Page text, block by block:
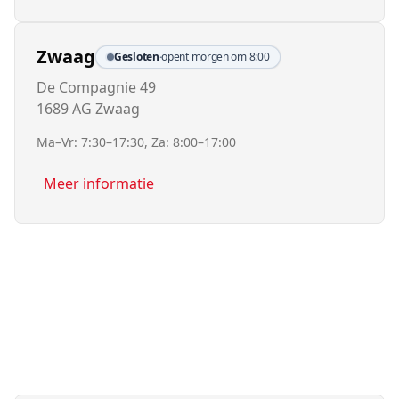
Zwaag Gesloten·opent morgen om 8:00
De Compagnie 49
1689 AG Zwaag
Ma–Vr: 7:30–17:30, Za: 8:00–17:00
Meer informatie